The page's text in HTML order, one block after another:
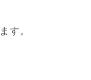
す。